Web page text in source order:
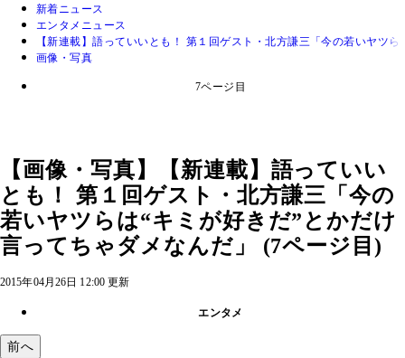
新着ニュース
エンタメニュース
【新連載】語っていいとも！ 第１回ゲスト・北方謙三「今の若いヤツ
画像・写真
7ページ目
【画像・写真】【新連載】語っていい
とも！ 第１回ゲスト・北方謙三「今の
若いヤツらは“キミが好きだ”とかだけ
言ってちゃダメなんだ」 (7ページ目)
2015年04月26日 12:00 更新
エンタメ
前へ